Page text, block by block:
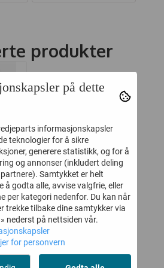
produkter
på dette
informasjonskapsler
teknologier for å sikre
generere statistikk, og for å
og annonser (inkludert deling
Samtykket er helt
å godta alle, avvise valgfrie, eller
per kategori nedenfor. Du kan når
trekke tilbake dine samtykker via
nederst på nettsiden vår.
for personvern